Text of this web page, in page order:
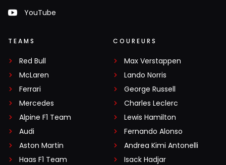
YouTube
TEAMS
Red Bull
McLaren
Ferrari
Mercedes
Alpine F1 Team
Audi
Aston Martin
Haas F1 Team
COUREURS
Max Verstappen
Lando Norris
George Russell
Charles Leclerc
Lewis Hamilton
Fernando Alonso
Andrea Kimi Antonelli
Isack Hadjar